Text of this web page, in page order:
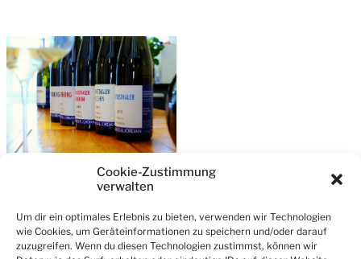
Cookie-Zustimmung
verwalten
Um dir ein optimales Erlebnis zu bieten, verwenden wir Technologien
wie Cookies, um Geräteinformationen zu speichern und/oder darauf
zuzugreifen. Wenn du diesen Technologien zustimmst, können wir
Ein Theme vonAnders Norén